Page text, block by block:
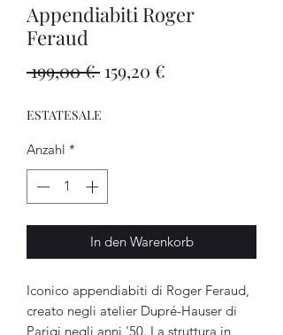
Appendiabiti Roger
Feraud
199,00 € Standardpreis
159,20 €
ESTATESALE
Anzahl *
In den Warenkorb
Iconico appendiabiti di Roger Feraud,
creato negli atelier Dupré-Hauser di
Parigi negli anni '50. La struttura in